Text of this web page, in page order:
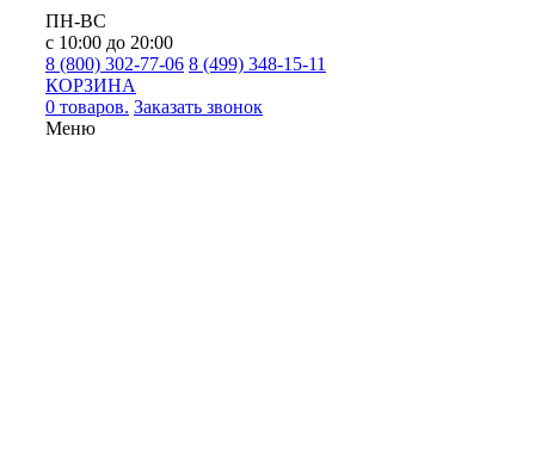
ПН-ВС
с 10:00 до 20:00
8 (800) 302-77-06 8 (499) 348-15-11
КОРЗИНА
0 товаров. Заказать звонок
Меню